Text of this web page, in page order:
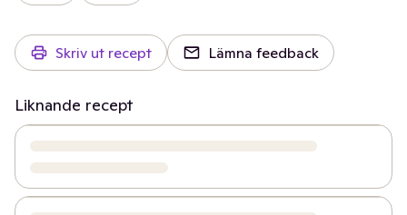
Skriv ut recept Lämna feedback
Liknande recept